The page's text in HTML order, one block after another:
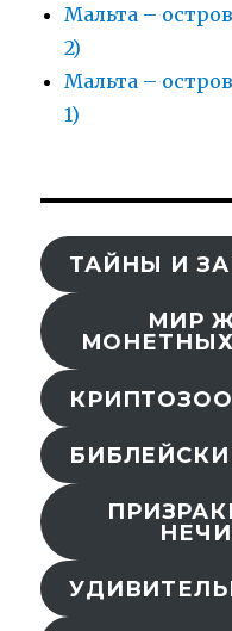
Мальта –
2)
Мальтa –
1)
ТАЙНЫ И
МИР